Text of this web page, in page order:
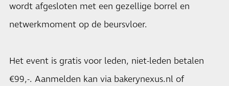
wordt afgesloten met een gezellige borrel en
netwerkmoment op de beursvloer.
Het event is gratis voor leden, niet-leden betalen
€99,-. Aanmelden kan via bakerynexus.nl of